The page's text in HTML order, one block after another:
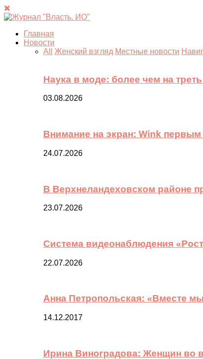
Главная
Новости
All
Женский взгляд Местные новости
Наука в моде: более чем на
03.08.2026
Внимание на экран: Wink
24.07.2026
В Верхнеландеховском районе
23.07.2026
Система видеонаблюдения
22.07.2026
Анна Петропольская: «Вместе
14.12.2017
Ирина Виноградова: Женщин во